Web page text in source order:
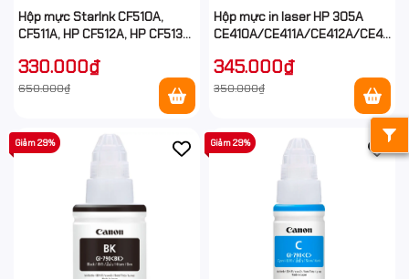
Hộp mực StarInk CF510A,
CF511A, HP CF512A, HP CF513A
330.000₫
650.000₫
Hộp mực in laser HP 305A
CE410A/CE411A/CE412A/CE413A
M451/M375/M475)
345.000₫
350.000₫
Giảm 29% Giảm 29%